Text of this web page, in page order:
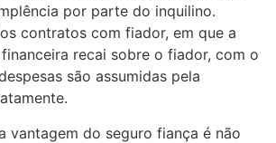
por parte do inquilino.
contratos com fiador, em que a
recai sobre o fiador, com o
são assumidas pela
vantagem do seguro fiança é não